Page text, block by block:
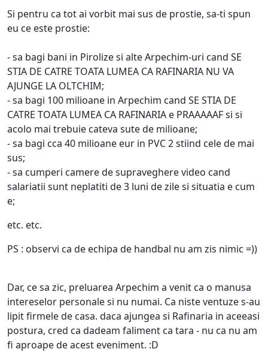
Si pentru ca tot ai vorbit mai sus de prostie, sa-ti spun
eu ce este prostie:
- sa bagi bani in Pirolize si alte Arpechim-uri cand SE
STIA DE CATRE TOATA LUMEA CA RAFINARIA NU VA
AJUNGE LA OLTCHIM;
- sa bagi 100 milioane in Arpechim cand SE STIA DE
CATRE TOATA LUMEA CA RAFINARIA e PRAAAAAF si si
acolo mai trebuie cateva sute de milioane;
- sa bagi cca 40 milioane eur in PVC 2 stiind cele de mai
sus;
- sa cumperi camere de supraveghere video cand
salariatii sunt neplatiti de 3 luni de zile si situatia e cum
e;
etc. etc.
PS : observi ca de echipa de handbal nu am zis nimic =))
Dar, ce sa zic, preluarea Arpechim a venit ca o manusa
intereselor personale si nu numai. Ca niste ventuze s-au
lipit firmele de casa. daca ajungea si Rafinaria in aceeasi
postura, cred ca dadeam faliment ca tara - nu ca nu am
fi aproape de acest eveniment. :D